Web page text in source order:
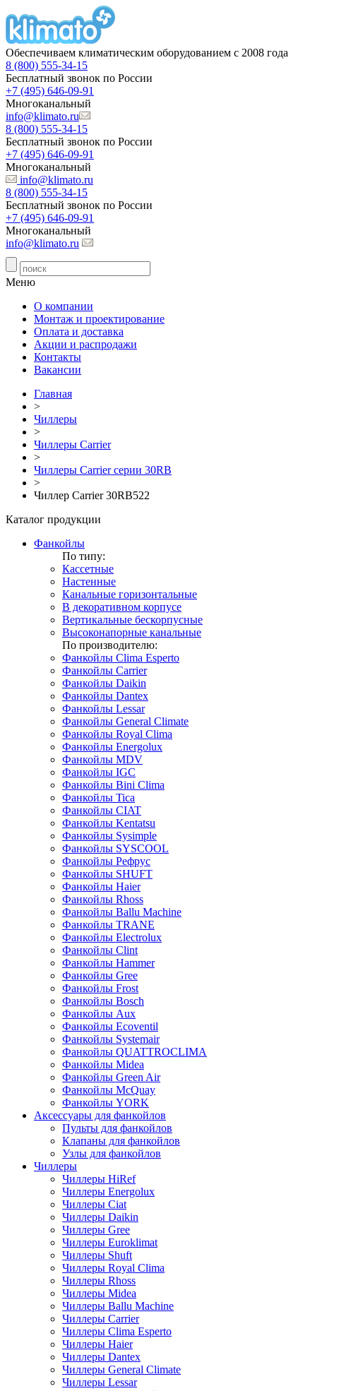
Обеспечиваем климатическим оборудованием с 2008 года
8 (800) 555-34-15
Бесплатный звонок по России
+7 (495) 646-09-91
Многоканальный
info@klimato.ru
8 (800) 555-34-15
Бесплатный звонок по России
+7 (495) 646-09-91
Многоканальный
info@klimato.ru
8 (800) 555-34-15
Бесплатный звонок по России
+7 (495) 646-09-91
Многоканальный
info@klimato.ru
Меню
О компании
Монтаж и проектирование
Оплата и доставка
Акции и распродажи
Контакты
Вакансии
Главная
>
Чиллеры
>
Чиллеры Carrier
>
Чиллеры Carrier серии 30RB
>
Чиллер Carrier 30RB522
Каталог продукции
Фанкойлы
По типу:
Кассетные
Настенные
Канальные горизонтальные
В декоративном корпусе
Вертикальные бескорпусные
Высоконапорные канальные
По производителю:
Фанкойлы Clima Esperto
Фанкойлы Carrier
Фанкойлы Daikin
Фанкойлы Dantex
Фанкойлы Lessar
Фанкойлы General Climate
Фанкойлы Royal Clima
Фанкойлы Energolux
Фанкойлы MDV
Фанкойлы IGC
Фанкойлы Bini Clima
Фанкойлы Tica
Фанкойлы CIAT
Фанкойлы Kentatsu
Фанкойлы Sysimple
Фанкойлы SYSCOOL
Фанкойлы Рефрус
Фанкойлы SHUFT
Фанкойлы Haier
Фанкойлы Rhoss
Фанкойлы Ballu Machine
Фанкойлы TRANE
Фанкойлы Electrolux
Фанкойлы Clint
Фанкойлы Hammer
Фанкойлы Gree
Фанкойлы Frost
Фанкойлы Bosch
Фанкойлы Aux
Фанкойлы Ecoventil
Фанкойлы Systemair
Фанкойлы QUATTROCLIMA
Фанкойлы Midea
Фанкойлы Green Air
Фанкойлы McQuay
Фанкойлы YORK
Аксессуары для фанкойлов
Пульты для фанкойлов
Клапаны для фанкойлов
Узлы для фанкойлов
Чиллеры
Чиллеры HiRef
Чиллеры Energolux
Чиллеры Ciat
Чиллеры Daikin
Чиллеры Gree
Чиллеры Euroklimat
Чиллеры Shuft
Чиллеры Royal Clima
Чиллеры Rhoss
Чиллеры Midea
Чиллеры Ballu Machine
Чиллеры Carrier
Чиллеры Clima Esperto
Чиллеры Haier
Чиллеры Dantex
Чиллеры General Climate
Чиллеры Lessar